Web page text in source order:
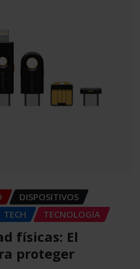
DISPOSITIVOS
TECH TECNOLOGÍA
físicas: El
proteger